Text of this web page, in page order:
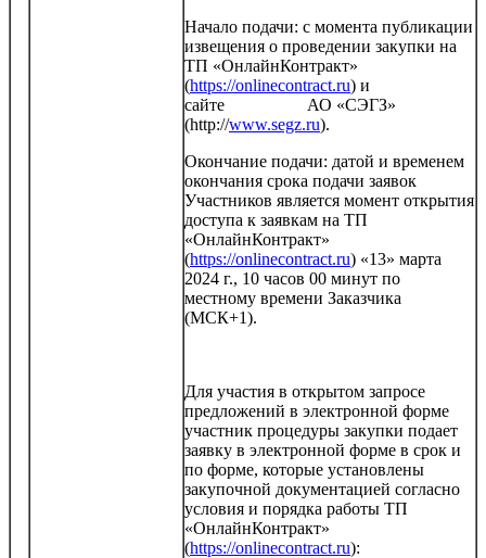
Начало подачи: с момента публикации
извещения о проведении закупки на
ТП «ОнлайнКонтракт»
(https://onlinecontract.ru) и
сайте АО «СЭГЗ»
(http://www.segz.ru).
Окончание подачи: датой и временем
окончания срока подачи заявок
Участников является момент открытия
доступа к заявкам на ТП
«ОнлайнКонтракт»
(https://onlinecontract.ru) «13» марта
2024 г., 10 часов 00 минут по
местному времени Заказчика
(МСК+1).
Для участия в открытом запросе
предложений в электронной форме
участник процедуры закупки подает
заявку в электронной форме в срок и
по форме, которые установлены
закупочной документацией согласно
условия и порядка работы ТП
«ОнлайнКонтракт»
(https://onlinecontract.ru):